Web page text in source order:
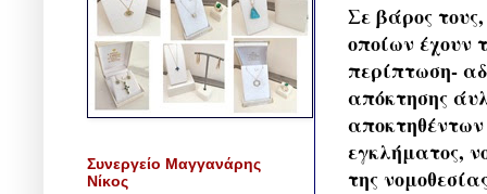
Σε βάρος
οποίων έχουν
περίπτωση-
απόκτησης
εγκλήματος,
της
Συνεργείο Μαγγανάρης
Νίκος